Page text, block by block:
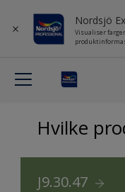
Nordsjö
Visualiser
Hvilke
J9.30.47